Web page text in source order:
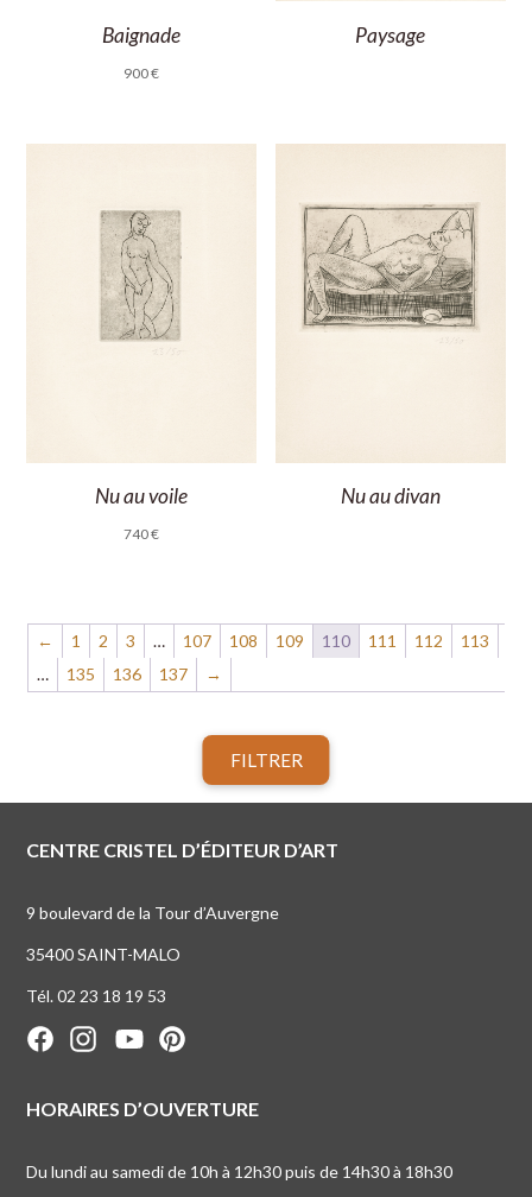
Baignade
900€
Paysage
Nu au voile
740€
Nu au divan
← 1 2 3 … 107 108 109 110 111 112
113
…
135 136 137 →
FILTRER
CENTRE CRISTEL D’ÉDITEUR D’ART
9 boulevard de la Tour d’Auvergne
35400 SAINT-MALO
Tél. 02 23 18 19 53
HORAIRES D’OUVERTURE
Du lundi au samedi de 10h à 12h30 puis de 14h30 à 18h30